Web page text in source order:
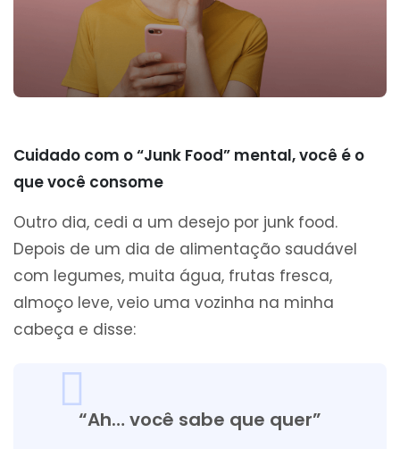
Cuidado com o “Junk Food” mental, você é o
que você consome
Outro dia, cedi a um desejo por junk food.
Depois de um dia de alimentação saudável
com legumes, muita água, frutas fresca,
almoço leve, veio uma vozinha na minha
cabeça e disse:
“Ah… você sabe que quer”